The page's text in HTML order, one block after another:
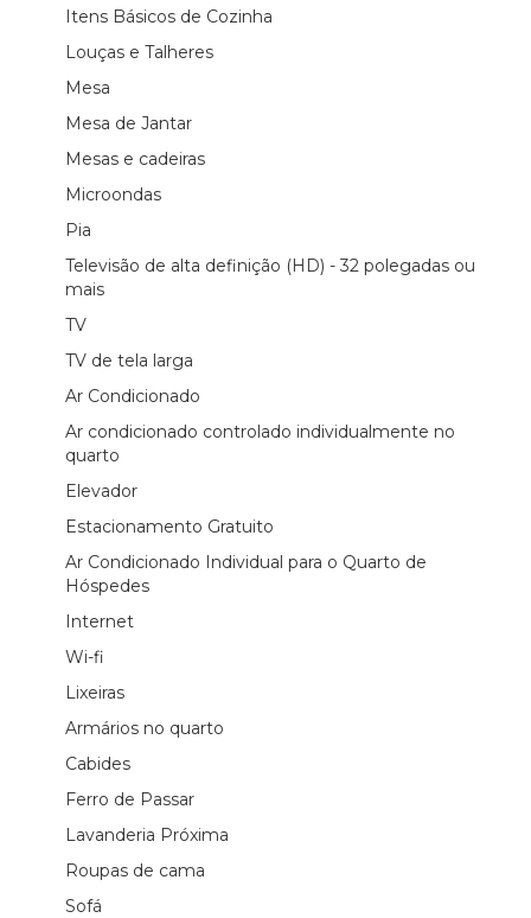
Itens Básicos de Cozinha
Louças e Talheres
Mesa
Mesa de Jantar
Mesas e cadeiras
Microondas
Pia
Televisão de alta definição (HD) - 32 polegadas ou
mais
TV
TV de tela larga
Ar Condicionado
Ar condicionado controlado individualmente no
quarto
Elevador
Estacionamento Gratuito
Ar Condicionado Individual para o Quarto de
Hóspedes
Internet
Wi-fi
Lixeiras
Armários no quarto
Cabides
Ferro de Passar
Lavanderia Próxima
Roupas de cama
Sofá